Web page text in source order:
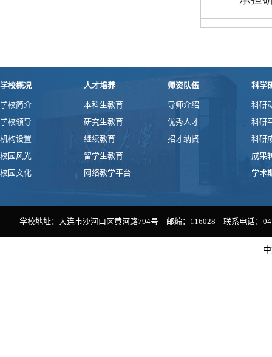
学校概况
学校简介
学校领导
机构设置
校园风光
校园文化
人才培养
本科生教育
研究生教育
继续教育
留学生教育
网络教学平台
师资队伍
导师介绍
优秀人才
招才纳贤
科学
科研
科研
科研
成果
学术
学校地址：大连市沙河口区黄河路794号 邮编：116028 联系电话：